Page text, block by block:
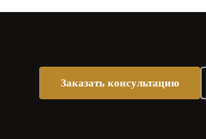
Заказать консультацию